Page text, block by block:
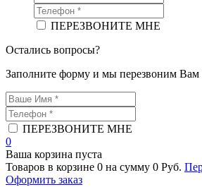
ПЕРЕЗВОНИТЕ МНЕ
Остались вопросы?
Заполните форму и мы перезвоним Вам
ПЕРЕЗВОНИТЕ МНЕ
0
Ваша корзина пуста
Товаров в корзине 0 на сумму 0 Руб.
Оформить заказ